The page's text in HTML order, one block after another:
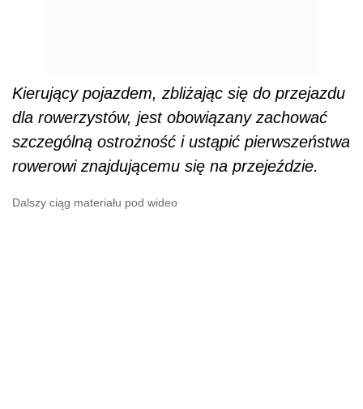
Kierujący pojazdem, zbliżając się do przejazdu
dla rowerzystów, jest obowiązany zachować
szczególną ostrożność i ustąpić pierwszeństwa
rowerowi znajdującemu się na przejeździe.
Dalszy ciąg materiału pod wideo